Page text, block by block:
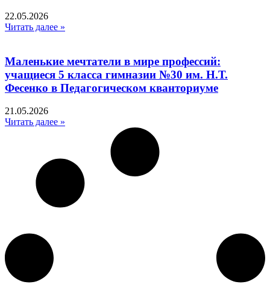
22.05.2026
Читать далее »
Маленькие мечтатели в мире профессий:
учащиеся 5 класса гимназии №30 им. Н.Т.
Фесенко в Педагогическом кванториуме
21.05.2026
Читать далее »